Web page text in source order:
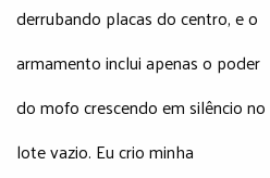
derrubando placas do centro, e o
armamento inclui apenas o poder
do mofo crescendo em silêncio no
lote vazio. Eu crio minha